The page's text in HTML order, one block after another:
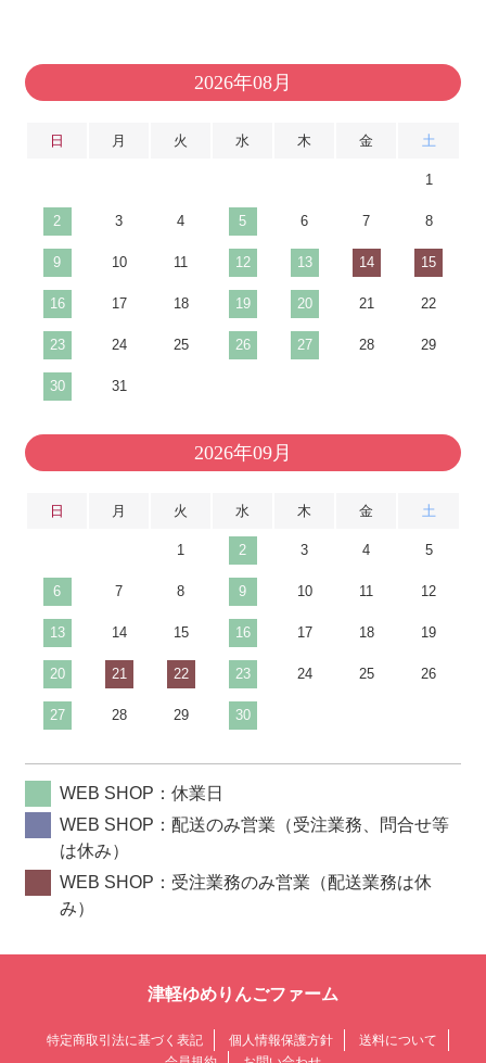
2026年08月
日 月 火 水 木 金 土
1
2 3 4 5 6 7 8
9 10 11 12 13 14 15
16 17 18 19 20 21 22
23 24 25 26 27 28 29
30 31
2026年09月
日 月 火 水 木 金 土
1 2 3 4 5
6 7 8 9 10 11 12
13 14 15 16 17 18 19
20 21 22 23 24 25 26
27 28 29 30
WEB SHOP：休業日
WEB SHOP：配送のみ営業（受注業務、問合せ等
は休み）
WEB SHOP：受注業務のみ営業（配送業務は休
み）
津軽ゆめりんごファーム
特定商取引法に基づく表記 個人情報保護方針
送料について